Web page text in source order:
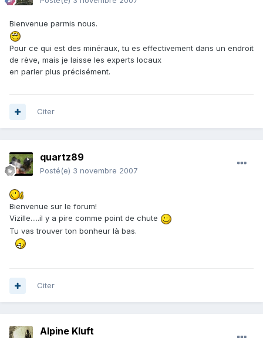
Bienvenue parmis nous.
Pour ce qui est des minéraux, tu es effectivement dans un endroit
de rève, mais je laisse les experts locaux
en parler plus précisément.
Citer
quartz89
Posté(e) 3 novembre 2007
Bienvenue sur le forum!
Vizille.....il y a pire comme point de chute
Tu vas trouver ton bonheur là bas.
Citer
Alpine Kluft